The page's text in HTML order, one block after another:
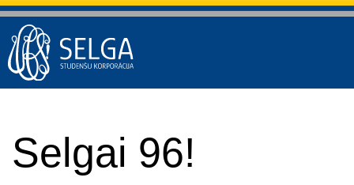
Selgai 96!